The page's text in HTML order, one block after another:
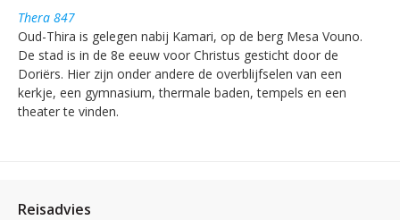
Thera 847
Oud-Thira is gelegen nabij Kamari, op de berg Mesa Vouno.
De stad is in de 8e eeuw voor Christus gesticht door de
Doriërs. Hier zijn onder andere de overblijfselen van een
kerkje, een gymnasium, thermale baden, tempels en een
theater te vinden.
Reisadvies